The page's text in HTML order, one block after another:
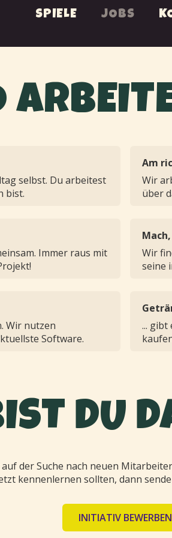
SPIELE JOBS
selbst. Du arbeitest
bist.
Am
Wir
über
Immer raus mit
Wir
seine
Wir nutzen
Software.
... gibt
DU
der Suche nach neuen
kennenlernen sollten, dann
INITIATIV BEWERBEN